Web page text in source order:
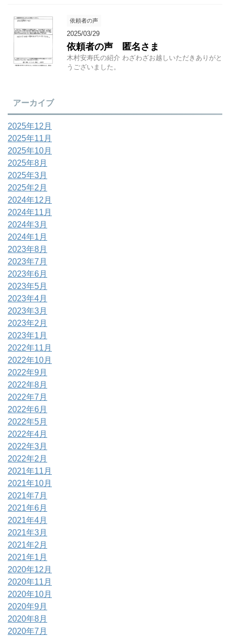
依頼者の声
2025/03/29
依頼者の声 匿名さま
木村安寿氏の紹介 わざわざお越しいただきありがと
うございました。
アーカイブ
2025年12月
2025年11月
2025年10月
2025年8月
2025年3月
2025年2月
2024年12月
2024年11月
2024年3月
2024年1月
2023年8月
2023年7月
2023年6月
2023年5月
2023年4月
2023年3月
2023年2月
2023年1月
2022年11月
2022年10月
2022年9月
2022年8月
2022年7月
2022年6月
2022年5月
2022年4月
2022年3月
2022年2月
2021年11月
2021年10月
2021年7月
2021年6月
2021年4月
2021年3月
2021年2月
2021年1月
2020年12月
2020年11月
2020年10月
2020年9月
2020年8月
2020年7月